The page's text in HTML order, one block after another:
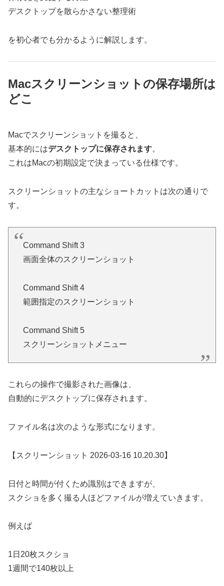
デスクトップを散らかさない整理術
を初心者でも分かるように解説します。
Macスクリーンショットの保存場所は
どこ
Macでスクリーンショットを撮ると、
基本的にはデスクトップに保存されます。
これはMacの初期設定で決まっている仕様です。
スクリーンショットの主なショートカットは次の通りで
す。
Command Shift 3
画面全体のスクリーンショット
Command Shift 4
範囲指定のスクリーンショット
Command Shift 5
スクリーンショットメニュー
これらの操作で撮影された画像は、
自動的にデスクトップに保存されます。
ファイル名は次のような形式になります。
【スクリーンショット 2026-03-16 10.20.30】
日付と時間が付くため識別はできますが、
スクショを多く撮る人ほどファイルが増えていきます。
例えば
1日20枚スクショ
1週間で140枚以上